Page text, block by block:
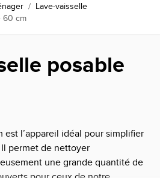
/ Lave-vaisselle
60 cm
posable
est l’appareil idéal pour simplifier
permet de nettoyer
une grande quantité de